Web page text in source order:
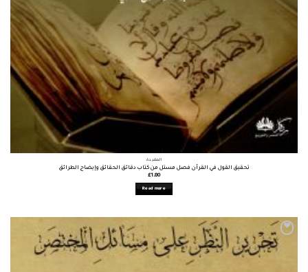
العقيدة
تحقيق القول في القرآن فصل مستل من كتاب دقائق الحقائق وإيضاح الطرائق
£1.80
Read more